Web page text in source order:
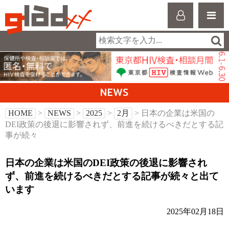
NEWS
HOME > NEWS > 2025 > 2月
> 日本の企業は米国の
DEI政策の後退に影響されず、前進を続けるべきだとする記
事が続々
日本の企業は米国のDEI政策の後退に影響され
ず、前進を続けるべきだとする記事が続々と出て
います
2025年02月18日